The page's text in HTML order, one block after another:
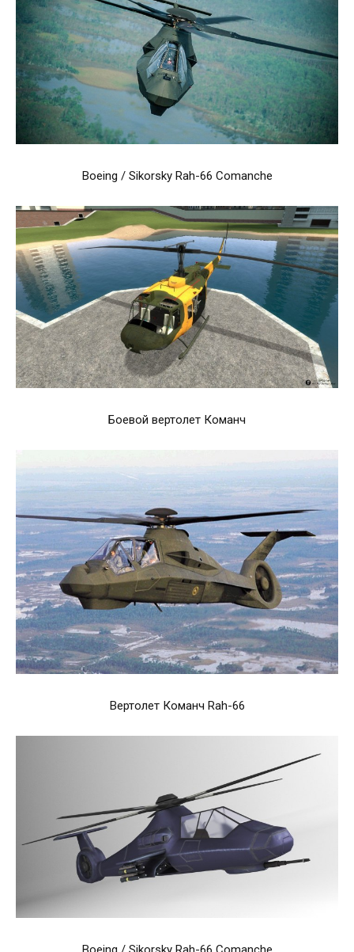
Boeing / Sikorsky Rah-66 Comanche
Боевой вертолет Команч
Вертолет Команч Rah-66